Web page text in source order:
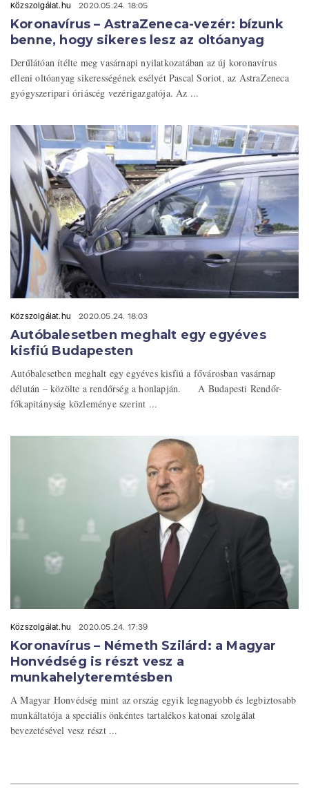
Közszolgálat.hu 2020.05.24. 18:05
Koronavírus – AstraZeneca-vezér: bízunk
benne, hogy sikeres lesz az oltóanyag
Derűlátóan ítélte meg vasárnapi nyilatkozatában az új koronavírus
elleni oltóanyag sikerességének esélyét Pascal Soriot, az AstraZeneca
gyógyszeripari óriáscég vezérigazgatója. Az ...
Közszolgálat.hu 2020.05.24. 18:03
Autóbalesetben meghalt egy egyéves
kisfiú Budapesten
Autóbalesetben meghalt egy egyéves kisfiú a fővárosban vasárnap
délután – közölte a rendőrség a honlapján. A Budapesti Rendőr-
főkapitányság közleménye szerint ...
Közszolgálat.hu 2020.05.24. 17:39
Koronavírus – Németh Szilárd: a Magyar
Honvédség is részt vesz a
munkahelyteremtésben
A Magyar Honvédség mint az ország egyik legnagyobb és legbiztosabb
munkáltatója a speciális önkéntes tartalékos katonai szolgálat
bevezetésével vesz részt ...